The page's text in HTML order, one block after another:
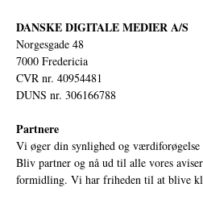
DANSKE DIGITALE MEDIER A/S
Norgesgade 48
7000 Fredericia
CVR nr. 40954481
DUNS nr. 306166788
Partnere
Vi øger din synlighed og
Bliv partner og nå ud til alle vores
formidling. Vi har friheden til at blive